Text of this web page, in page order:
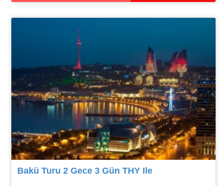
Bakü Turu 2 Gece 3 Gün THY Ile